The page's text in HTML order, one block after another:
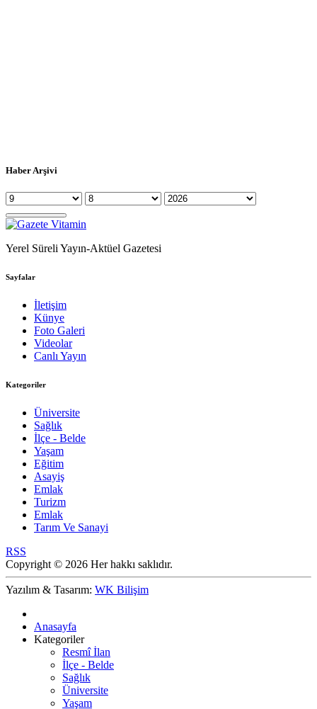
Haber Arşivi
Yerel Süreli Yayın-Aktüel Gazetesi
Sayfalar
İletişim
Künye
Foto Galeri
Videolar
Canlı Yayın
Kategoriler
Üniversite
Sağlık
İlçe - Belde
Yaşam
Eğitim
Asayiş
Emlak
Turizm
Emlak
Tarım Ve Sanayi
RSS
Copyright © 2026 Her hakkı saklıdır.
Yazılım & Tasarım: WK Bilişim
Anasayfa
Kategoriler
Resmî İlan
İlçe - Belde
Sağlık
Üniversite
Yaşam